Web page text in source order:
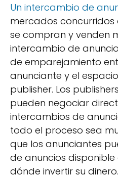
Un intercambio de
mercados concurridos
se compran y venden
intercambio de
de emparejamiento
anunciante y el
publisher. Los
pueden negociar
intercambios de
todo el proceso sea
que los anunciantes
de anuncios
dónde invertir su dinero.